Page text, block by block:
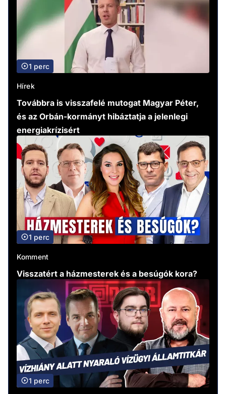
1 perc
Hírek
Továbbra is visszafelé mutogat Magyar Péter,
és az Orbán-kormányt hibáztatja a jelenlegi
energiakrízisért
1 perc
Komment
Visszatért a házmesterek és a besúgók kora?
1 perc